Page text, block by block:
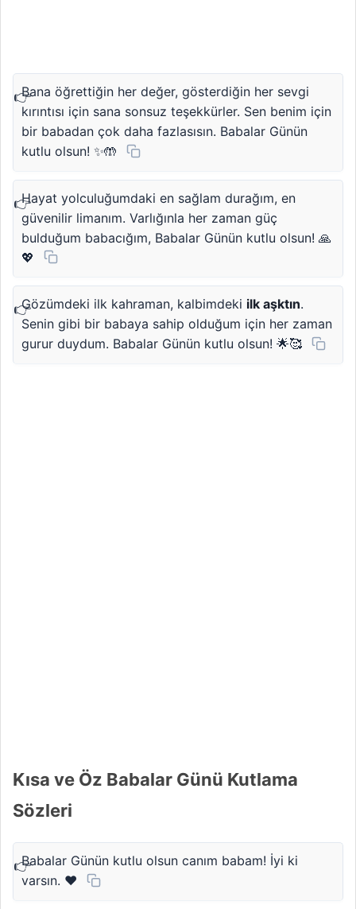
Bana öğrettiğin her değer, gösterdiğin her sevgi
kırıntısı için sana sonsuz teşekkürler. Sen benim için
bir babadan çok daha fazlasısın. Babalar Günün
kutlu olsun! ✨🤲
Hayat yolculuğumdaki en sağlam durağım, en
güvenilir limanım. Varlığınla her zaman güç
bulduğum babacığım, Babalar Günün kutlu olsun! 🙏
💖
Gözümdeki ilk kahraman, kalbimdeki ilk aşktın.
Senin gibi bir babaya sahip olduğum için her zaman
gurur duydum. Babalar Günün kutlu olsun! 🌟🥰
Kısa ve Öz Babalar Günü Kutlama
Sözleri
Babalar Günün kutlu olsun canım babam! İyi ki
varsın. ❤️